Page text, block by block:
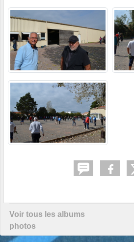
Voir tous les albums
photos